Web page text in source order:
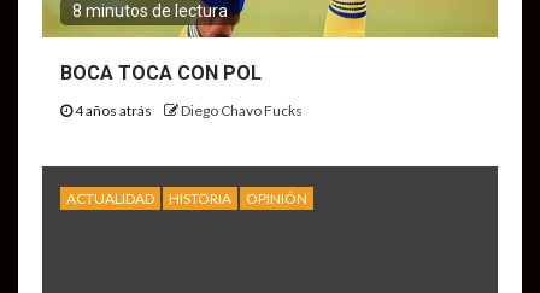
8 minutos de lectura
BOCA TOCA CON POL
4 años atrás Diego Chavo Fucks
ACTUALIDAD HISTORIA OPINIÓN